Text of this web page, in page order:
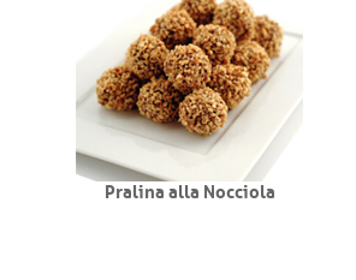
Pralina alla Nocciola